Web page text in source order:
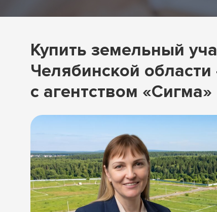
Купить земельный
Челябинской
с агентством «Сигма»